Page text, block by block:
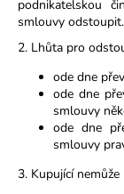
podnikatelskou
smlouvy odstoupit.
2. Lhůta pro
ode dne
ode dne
smlouvy
ode dne
smlouvy
3. Kupující